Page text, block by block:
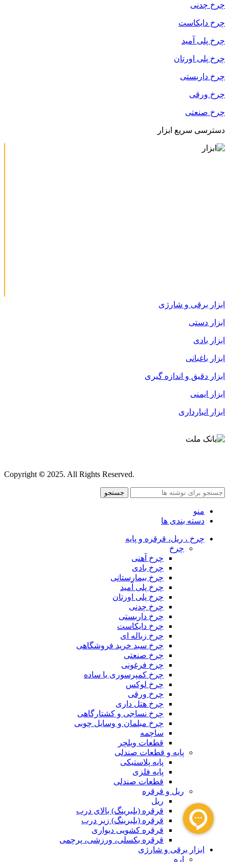
چرخ چدنی
چرخ دایکاست
چرخ پلی آمید
چرخ پلی اورتان
چرخ داربستی
چرخ ورقی
چرخ صنعتی
دسترسی سریع ابزار
ابزار برقی و شارژی
ابزار دستی
ابزار بادی
ابزار باغبانی
ابزار دقیق و اندازه گیری
ابزار ایمنی
ابزار انبارداری
Copyright© 2025. All Rights Reserved.
جستجو
منو
دسته بندی ها
چرخ ، ریل، قرقره و پایه
چرخ
چرخ آهنی
چرخ بادی
چرخ بیمارستانی
چرخ پلی آمید
چرخ پلی اورتان
چرخ چدنی
چرخ داربستی
چرخ دایکاست
چرخ زباله ای
چرخ سبد خرید فروشگاهی
چرخ صنعتی
چرخ فرغونی
چرخ کمپرسوری یا ساده
چرخ لوکس
چرخ ورقی
چرخ هتل داری
چرخ نساجی و کشتارگاهی
چرخ مبلمان و وسایل چوبی
ساچمه
قطعات ویلچر
پایه و قطعات صندلی
پایه پلاستیکی
پایه فلزی
قطعات صندلی
ریل و قرقره
ریل
قرقره (بلبرینگ) بالای درب
قرقره (بلبرینگ) زیر درب
قرقره کشویی دیواری
قرقره بکسلی، ورزشی، پرچمی
ابزار برقی و شارژی
اره